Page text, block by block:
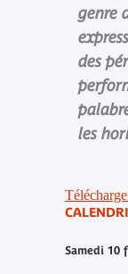
genre
des
les
Samedi 10